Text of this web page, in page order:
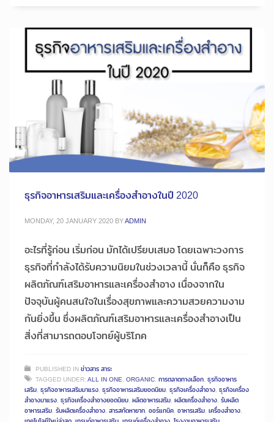
ธุรกิจอาหารเสริมและเครื่องสำอางในปี 2020
MONDAY, 20 JANUARY 2020 BYADMIN
อะไรที่รู้ก่อน เริ่มก่อน มักได้เปรียบเสมอ โดยเฉพาะวงการ
ธุรกิจที่กำลังได้รับความนิยมในช่วงเวลานี้ นั่นก็คือ ธุรกิจ
ผลิตภัณฑ์เสริมอาหารและเครื่องสำอาง เนื่องจากใน
ปัจจุบันผู้คนสนใจในเรื่องสุขภาพและความสวยความงาม
กันยิ่งขึ้น ซึ่งผลิตภัณฑ์เสริมอาหารและเครื่องสำอางเป็น
สิ่งที่สามารถตอบโจทย์ผู้บริโภค
PUBLISHED INข่าวสาร สาระ
TAGGED UNDER:ALL IN ONE, ORGANIC, การตลาดทางเลือก, ธุรกิจอาหาร
เสริม, ธุรกิจอาหารเสริมมาแรง, ธุรกิจอาหารเสริมยอดนิยม, ธุรกิจเครื่องสำอาง, ธุรกิจเครื่อง
สำอางมาแรง, ธุรกิจเครื่องสำอางยอดนิยม, ผลิตอาหารเสริม, ผลิตเครื่องสำอาง, รับผลิต
อาหารเสริม, รับผลิตเครื่องสำอาง, สารสกัดหายาก, ออร์แกนิค, อาหารเสริม, เครื่องสำอาง,